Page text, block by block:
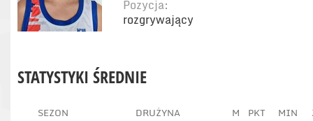
Pozycja:
rozgrywający
STATYSTYKI ŚREDNIE
SEZON DRUŻYNA M PKT MIN